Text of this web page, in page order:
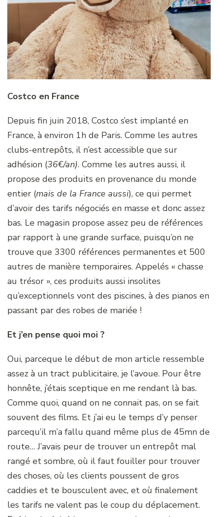
Costco en France
Depuis fin juin 2018, Costco s’est implanté en
France, à environ 1h de Paris. Comme les autres
clubs-entrepôts, il n’est accessible que sur
adhésion (36€/an). Comme les autres aussi, il
propose des produits en provenance du monde
entier (mais de la France aussi), ce qui permet
d’avoir des tarifs négociés en masse et donc assez
bas. Le magasin propose assez peu de références
par rapport à une grande surface, puisqu’on ne
trouve que 3300 références permanentes et 500
autres de manière temporaires. Appelés « chasse
au trésor », ces produits aussi insolites
qu’exceptionnels vont des piscines, à des pianos en
passant par des robes de mariée !
Et j’en pense quoi moi ?
Oui, parceque le début de mon article ressemble
assez à un tract publicitaire, je l’avoue. Pour être
honnête, j’étais sceptique en me rendant là bas.
Comme quoi, quand on ne connait pas, on se fait
souvent des films. Et j’ai eu le temps d’y penser
parcequ’il m’a fallu quand même plus de 45mn de
route… J’avais peur de trouver un entrepôt mal
rangé et sombre, où il faut fouiller pour trouver
des choses, où les clients poussent de gros
caddies et te bousculent avec, et où finalement
les tarifs ne valent pas le coup du déplacement.